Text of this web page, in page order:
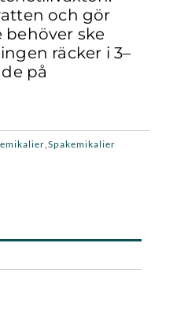
och gör
ske
räcker i 3–
på
,Spakemikalier